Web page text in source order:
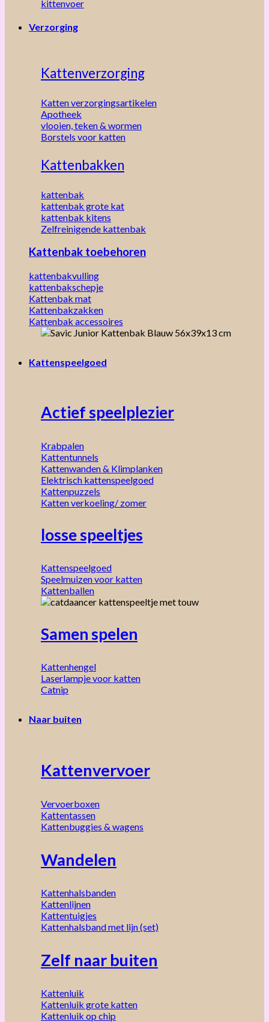
kittenvoer
Verzorging
Kattenverzorging
Katten verzorgingsartikelen
Apotheek
vlooien, teken & wormen
Borstels voor katten
Kattenbakken
kattenbak
kattenbak grote kat
kattenbak kitens
Zelfreinigende kattenbak
Kattenbak toebehoren
kattenbakvulling
kattenbakschepje
Kattenbak mat
Kattenbakzakken
Kattenbak accessoires
Kattenspeelgoed
Actief speelplezier
Krabpalen
Kattentunnels
Kattenwanden & Klimplanken
Elektrisch kattenspeelgoed
Kattenpuzzels
Katten verkoeling/ zomer
losse speeltjes
Kattenspeelgoed
Speelmuizen voor katten
Kattenballen
Samen spelen
Kattenhengel
Laserlampje voor katten
Catnip
Naar buiten
Kattenvervoer
Vervoerboxen
Kattentassen
Kattenbuggies & wagens
Wandelen
Kattenhalsbanden
Kattenlijnen
Kattentuigjes
Kattenhalsband met lijn (set)
Zelf naar buiten
Kattenluik
Kattenluik grote katten
Kattenluik op chip